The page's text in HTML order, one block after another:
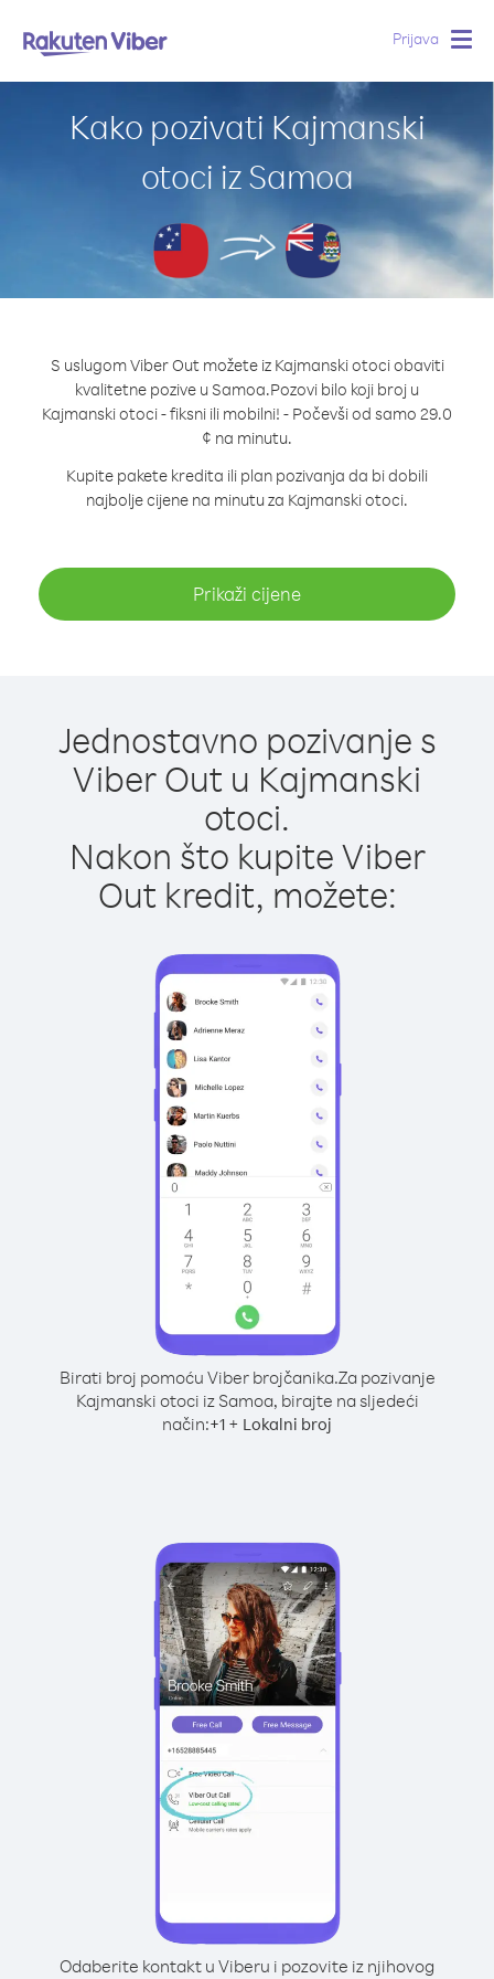
Prijava
Kako pozivati Kajmanski
otoci iz Samoa
S uslugom Viber Out možete iz Kajmanski otoci obaviti
kvalitetne pozive u Samoa.Pozovi bilo koji broj u
Kajmanski otoci - fiksni ili mobilni! - Počevši od samo 29.0
¢ na minutu.
Kupite pakete kredita ili plan pozivanja da bi dobili
najbolje cijene na minutu za Kajmanski otoci.
Prikaži cijene
Jednostavno pozivanje s
Viber Out u Kajmanski
otoci.
Nakon što kupite Viber
Out kredit, možete:
Birati broj pomoću Viber brojčanika.Za pozivanje
Kajmanski otoci iz Samoa, birajte na sljedeći
način:+1 + Lokalni broj
Odaberite kontakt u Viberu i pozovite iz njihovog